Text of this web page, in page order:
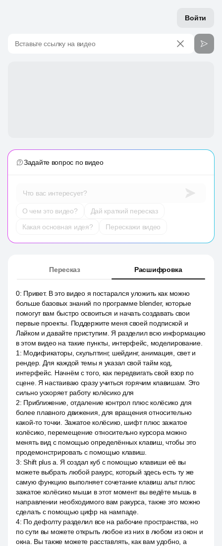
Войти
Вставьте ссылку на видео
Задайте вопрос по видео
Что вас интересует?
О чем это видео?
Дай краткий пересказ
Какая основная идея?
Перескажи видео
Пересказ Расшифровка
0: Привет. В это видео я постарался уложить как можно
больше базовых знаний по программе blender, которые
помогут вам быстро освоиться и начать создавать свои
первые проекты. Поддержите меня своей подпиской и
Лайком и давайте приступим. Я разделил всю информацию
в этом видео на такие пункты, интерфейс, моделирование.
1 : Модификаторы, скульптинг, шейдинг, анимация, свет и
рендер. Для каждой темы я указал свой тайм код,
интерфейс. Начнём с того, как передвигать свой взор по
сцене. Я настаиваю сразу учиться горячим клавишам. Это
сильно ускоряет работу колёсико для
2: Приближение, отдаление контрол плюс колёсико для
более плавного движения, для вращения относительно
какой-то точки. Зажатое колёсико, шифт плюс зажатое
колёсико, перемещение относительно курсора можно
менять вид с помощью определённых клавиш, чтобы это
продемонстрировать с помощью клавиш.
3:Shift plus a. Я создал куб с помощью клавиши её вы
можете выбрать любой ракурс, который здесь есть ту же
самую функцию выполняет сочетание клавиш альт плюс
зажатое колёсико мыши в этот момент вы ведёте мышь в
направлении необходимого вам ракурса, также это можно
сделать с помощью цифр на нампаде.
4: По дефолту разделил все на рабочие пространства, но
по сути вы можете открыть любое из них в любом из окон и
окна. Вы также можете расставлять, как вам удобно, а